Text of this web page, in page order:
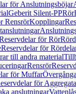
för Anslutningsböjar
Geberit Silent-PPRör
RensrörKopplingar
för Rör
Reservdelar för
till andra material
Rensrör
för Muffar
för
anslutningar